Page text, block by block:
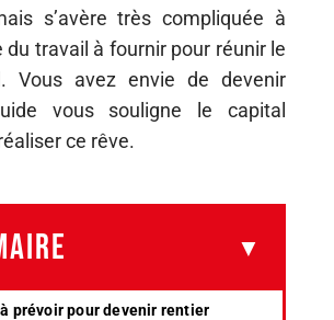
s’avère très compliquée à
du travail à fournir pour réunir le
Vous avez envie de devenir
vous souligne le capital
ce rêve.
prévoir pour devenir rentier